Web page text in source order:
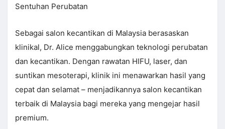
Sentuhan Perubatan
Sebagai salon kecantikan di Malaysia berasaskan
klinikal, Dr. Alice menggabungkan teknologi perubatan
dan kecantikan. Dengan rawatan HIFU, laser, dan
suntikan mesoterapi, klinik ini menawarkan hasil yang
cepat dan selamat – menjadikannya salon kecantikan
terbaik di Malaysia bagi mereka yang mengejar hasil
premium.